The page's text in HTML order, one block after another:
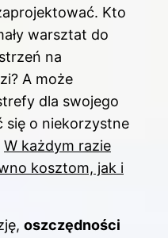
Kto
warsztat do
na
A może
dla swojego
się o niekorzystne
W każdym razie
kosztom, jak i
oszczędności